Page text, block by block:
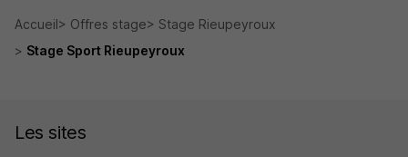
Accueil Offres stage
Stage Rieupeyroux
Stage Sport Rieupeyroux
Les sites